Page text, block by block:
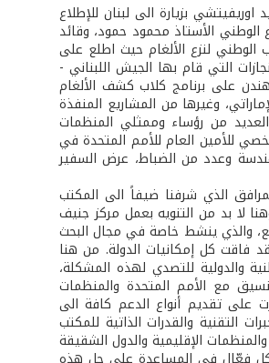
بزيارة الى لبنان للإطلاع
الوطني الأستاذ محمود حمود، وقائد
الوطني لنزع الألغام حيث اطلع على
مدى التقدم في تنفيذ الخطة الوطنية الستراتيجية لنزع الألغام ومدى تطبيق المعايير الدولية، والنشاطات والإنجازات التي قام بها الجيش اللبناني ­
على برنامج كلاب كشف الألغام
وغيرها من المشاريع المنفذة
من رؤساء وممثلي المنظمات
للأمين العام للأمم المتحدة في
وعدد من الضباط، عرض السفير
الذي شرفنا ضيفاً الى المكتب
لا بد من التنويه بعمل مركز جنيف
والذي ينشط خاصة في مجال البحث
فاقت كل إمكانيات الدولة. من هنا
والدولية للتصدي لهذه المشكلة،
مع الأمم المتحدة والمنظمات
على تقديم أنواع الدعم كافة الى
التقنية والقدرات الذاتية للمكتب
الإقليمية والدول الشقيقة